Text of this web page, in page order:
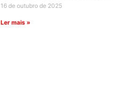
16 de outubro de 2025
Ler mais »